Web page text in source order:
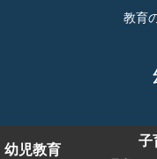
教育
幼児教育
子